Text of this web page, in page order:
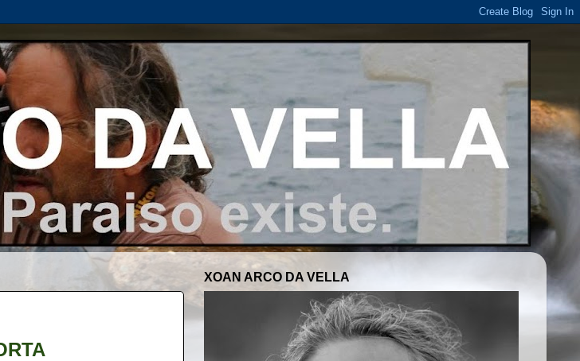
XOAN ARCO DA VELLA